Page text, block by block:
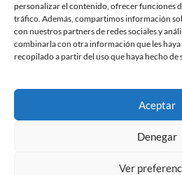
personalizar el contenido, ofrecer funciones
tráfico. Además, compartimos información
con nuestros partners de redes sociales y
combinarla con otra información que les
recopilado a partir del uso que haya hecho de
Aceptar
Denegar
Ver